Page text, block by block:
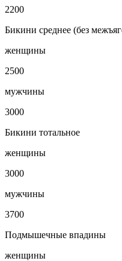
2200
Бикини среднее (без
женщины
2500
мужчины
3000
Бикини тотальное
женщины
3000
мужчины
3700
Подмышечные впадины
женщины